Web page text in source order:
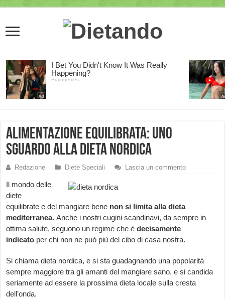
Alimentazione equilibrata: uno
sguardo alla dieta nordica
Redazione Diete Speciali Lascia un commento
Il mondo delle
diete
equilibrate e del mangiare bene non si limita alla dieta
mediterranea.Anche i nostri cugini scandinavi, da sempre in
ottima salute, seguono un regime che èdecisamente
indicato per chi non ne può più del cibo di casa nostra.
Si chiama dieta nordica, e si sta guadagnando una popolarità
sempre maggiore tra gli amanti del mangiare sano, e si candida
seriamente ad essere la prossima dieta locale sulla cresta
dell’onda.